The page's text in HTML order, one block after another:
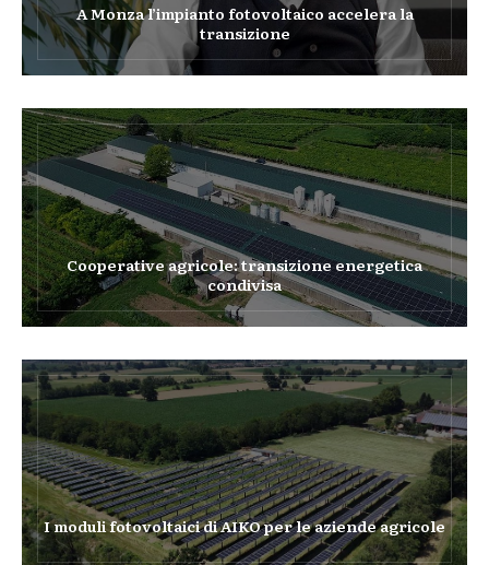
A Monza l’impianto fotovoltaico accelera la
transizione
Cooperative agricole: transizione energetica
condivisa
I moduli fotovoltaici di AIKO per le aziende agricole